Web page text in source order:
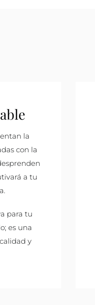
la
con la
a tu
para tu
es una
y